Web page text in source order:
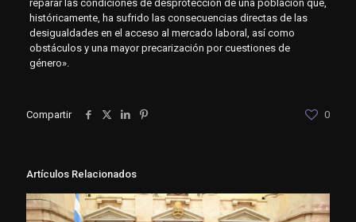
reparar las condiciones de desprotección de una población que,
históricamente, ha sufrido las consecuencias directas de las
desigualdades en el acceso al mercado laboral, así como
obstáculos y una mayor precarización por cuestiones de
género».
Compartir 0
Artículos Relacionados